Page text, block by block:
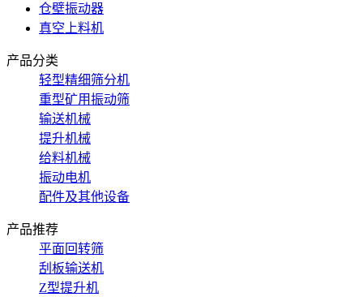
仓壁振动器
真空上料机
产品分类
轻型精细筛分机
重型矿用振动筛
输送机械
提升机械
给料机械
振动电机
配件及其他设备
产品推荐
平面回转筛
刮板输送机
Z型提升机